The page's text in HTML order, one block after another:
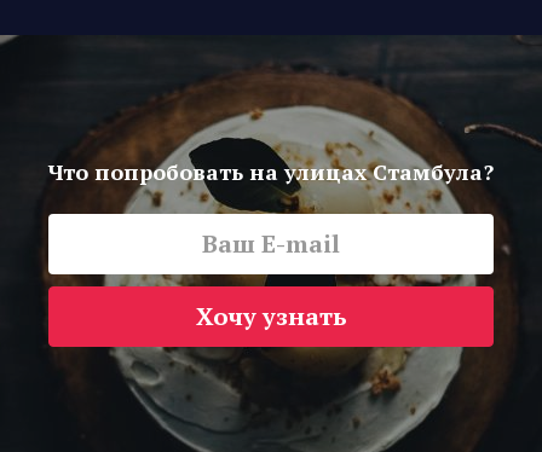
Что попробовать на улицах Стамбула?
Хочу узнать